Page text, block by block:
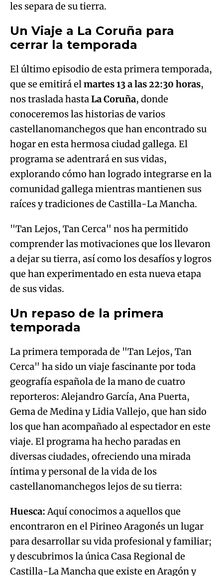
les separa de su tierra.
Un Viaje a La Coruña para
cerrar la temporada
El último episodio de esta primera temporada,
que se emitirá elmartes 13 a las 22:30 horas,
nos traslada hastaLa Coruña, donde
conoceremos las historias de varios
castellanomanchegos que han encontrado su
hogar en esta hermosa ciudad gallega. El
programa se adentrará en sus vidas,
explorando cómo han logrado integrarse en la
comunidad gallega mientras mantienen sus
raíces y tradiciones de Castilla-La Mancha.
"Tan Lejos, Tan Cerca" nos ha permitido
comprender las motivaciones que los llevaron
a dejar su tierra, así como los desafíos y logros
que han experimentado en esta nueva etapa
de sus vidas.
Un repaso de la primera
temporada
La primera temporada de "Tan Lejos, Tan
Cerca" ha sido un viaje fascinante por toda
geografía española de la mano de cuatro
reporteros: Alejandro García, Ana Puerta,
Gema de Medina y Lidia Vallejo, que han sido
los que han acompañado al espectador en este
viaje. El programa ha hecho paradas en
diversas ciudades, ofreciendo una mirada
íntima y personal de la vida de los
castellanomanchegos lejos de su tierra:
Huesca:Aquí conocimos a aquellos que
encontraron en el Pirineo Aragonés un lugar
para desarrollar su vida profesional y familiar;
y descubrimos la única Casa Regional de
Castilla-La Mancha que existe en Aragón y